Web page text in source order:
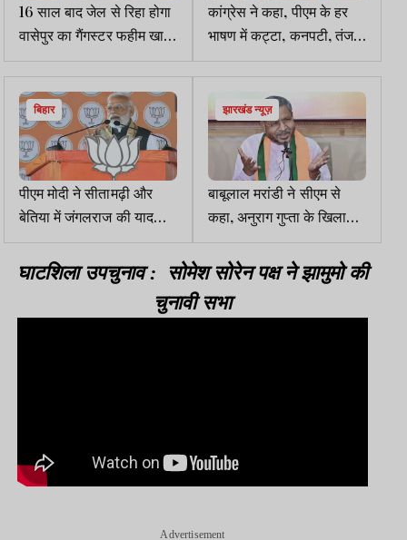
16 साल बाद जेल से रिहा होगा
वासेपुर का गैंगस्टर फहीम खान,
HC के आदेश से परिजनों में
खुशी की लहर
कांग्रेस ने कहा, पीएम के हर
भाषण में कट्टा, कनपटी, तंज
कसा, कट्टा सटा कर नीतीश
खुद को सीएम घोषित करवा लें
बिहार
पीएम मोदी ने सीतामढ़ी और
बेतिया में जंगलराज की याद
दिलाई, कहा, बिहार का बच्चा
रंगदार नहीं, डॉक्टर बनेगा...
झारखंड न्यूज़
बाबूलाल मरांडी ने सीएम से
कहा, अनुराग गुप्ता के खिलाफ
जांच बैठाइए
घाटशिला उपचुनाव : सोमेश सोरेन पक्ष ने झामुमो की
चुनावी सभा
Advertisement